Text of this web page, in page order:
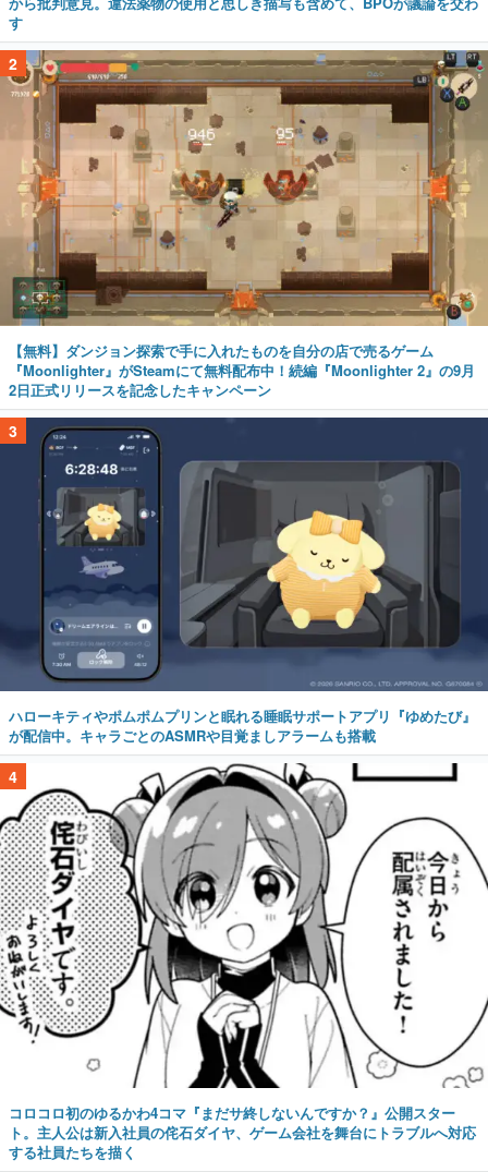
す
2
【無料】ダンジョン探索で手に入れたものを自分の店で売るゲーム
『Moonlighter』がSteamにて無料配布中！続編『Moonlighter 2』の9月
2日正式リリースを記念したキャンペーン
3
ハローキティやポムポムプリンと眠れる睡眠サポートアプリ『ゆめたび』
が配信中。キャラごとのASMRや目覚ましアラームも搭載
4
コロコロ初のゆるかわ4コマ『まだサ終しないんですか？』公開スター
ト。主人公は新入社員の侘石ダイヤ、ゲーム会社を舞台にトラブルへ対応
する社員たちを描く